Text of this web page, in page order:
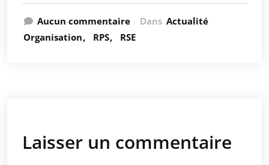
Aucun commentaire Dans Actualité
Organisation
RPS RSE
Laisser un commentaire